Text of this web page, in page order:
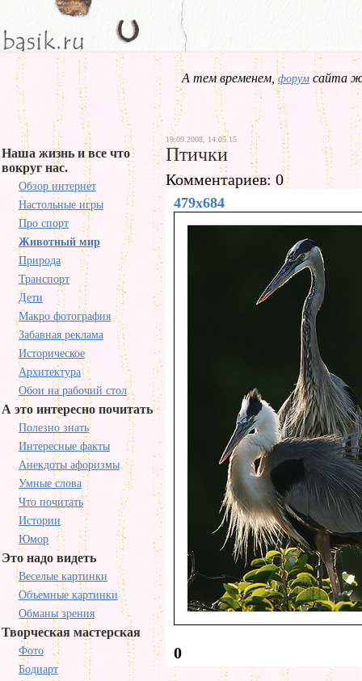
А тем временем,форум сайта
Наша жизнь и все что
вокруг нас.
Обзор интернет
Настольные игры
Про спорт
Животный мир
Природа
Транспорт
Дети
Макро фотография
Забавная реклама
Историческое
Архитектура
Обои на рабочий стол
А это интересно почитать
Полезно знать
Интересные факты
Анекдоты афоризмы
Умные слова
Что почитать
Истории
Юмор
Это надо видеть
Веселые картинки
Объемные картинки
Обманы зрения
Творческая мастерская
Фото
Бодиарт
19.09.2008, 14.05.15
Птички
Комментариев: 0
479x684
0